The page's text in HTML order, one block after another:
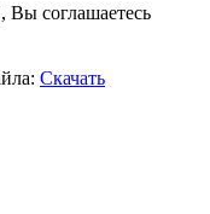
Вы соглашаетесь
Скачать